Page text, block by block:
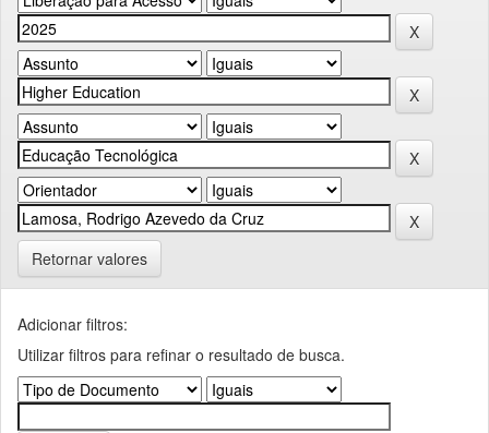
Retornar valores
Adicionar filtros:
Utilizar filtros para refinar o resultado de busca.